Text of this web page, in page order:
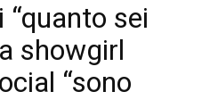
sei
showgirl
“sono